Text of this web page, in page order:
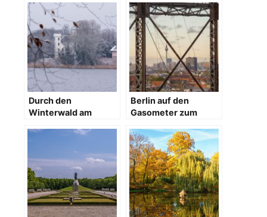
Durch den
Winterwald am
Berlin auf den
Gasometer zum